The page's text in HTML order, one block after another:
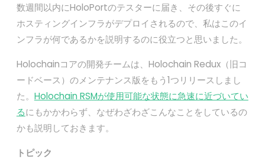
数週間以内にHoloPortのテスターに届き、その後すぐに
ホスティングインフラがデプロイされるので、私はこのイ
ンフラが何であるかを説明するのに役立つと思いました。
Holochainコアの開発チームは、Holochain Redux（旧コ
ードベース）のメンテナンス版をもう1つリリースしまし
た。 Holochain RSMが使用可能な状態に急速に近づいてい
るにもかかわらず、なぜわざわざこんなことをしているの
かも説明しておきます。
トピック